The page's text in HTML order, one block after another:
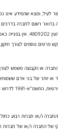
לעיל, ומצא שהמידע אינו
רשום לחברה בדרכים
בכתב לחברה בכתובת: רח'
פרטים נוספים לצורך
החברה או הקבוצה משמש
או יותר של בני אדם
מרשימת הדיוור האמורה.
ו/או חברות רבוע
של החברה ו/או של חברות